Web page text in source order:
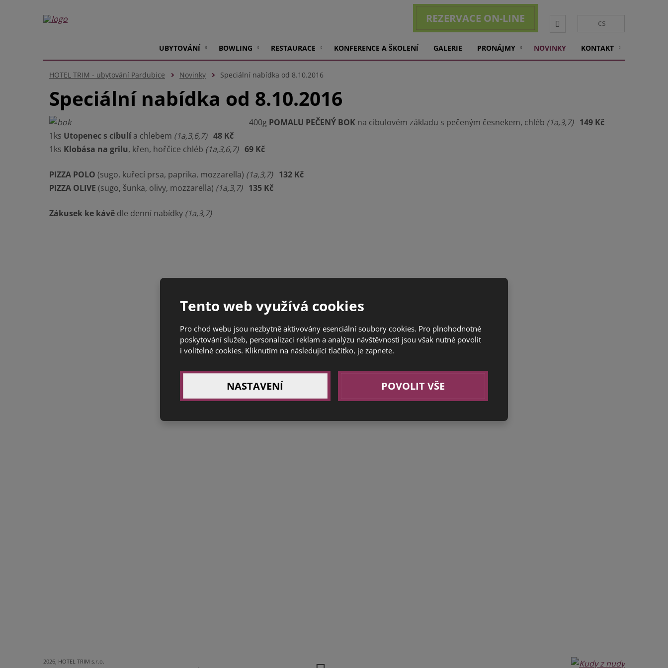
UBYTOVÁNÍ BOWLING RESTAURACE KONFERENCE A ŠKOLENÍ GALERIE PRONÁJMY NOVINKY KONTAKT
Vyhledávání
cs
REZERVACE ON-LINE
HOTEL TRIM - ubytování Pardubice Novinky Speciální nabídka od 8.10.2016
Speciální nabídka od 8.10.2016
400g POMALU PEČENÝ BOK na cibulovém základu s pečeným česnekem, chléb (1a,3,7) 149 Kč
1ks Utopenec s cibulí a chlebem (1a,3,6,7) 48 Kč
1ks Klobása na grilu, křen, hořčice chléb (1a,3,6,7) 69 Kč
PIZZA POLO (sugo, kuřecí prsa, paprika, mozzarella) (1a,3,7) 132 Kč
PIZZA OLIVE (sugo, šunka, olivy, mozzarella) (1a,3,7) 135 Kč
Zákusek ke kávě dle denní nabídky (1a,3,7)
2026, HOTEL TRIM s.r.o.
Tento web využívá cookies
Pro chod webu jsou nezbytně aktivovány esenciální soubory cookies. Pro plnohodnotné
poskytování služeb, personalizaci reklam a analýzu návštěvnosti jsou však nutné povolit
i volitelné cookies. Kliknutím na následující tlačítko, je zapnete.
NASTAVENÍ POVOLIT VŠE